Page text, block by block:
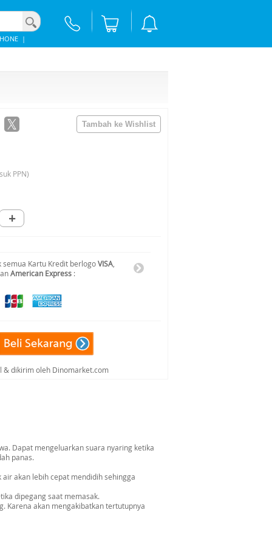
|
PPN)
+
Kartu Kredit berlogoVISA
American Express :
& dikirim oleh Dinomarket.com
Dapat mengeluarkan suara nyaring ketika
panas.
akan lebih cepat mendidih sehingga
dipegang saat memasak.
Karena akan mengakibatkan tertutupnya